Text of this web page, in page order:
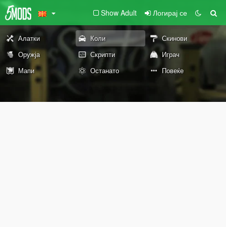
Show Adult Логирај се
Алатки Коли
Скинови
Оружја
Скрипти
Играч
Мапи
Останато Повеќе